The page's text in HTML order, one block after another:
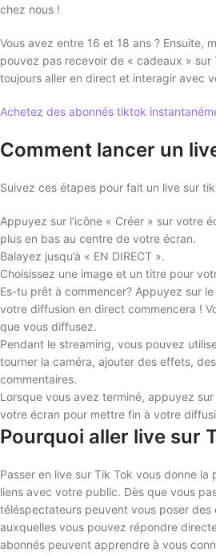
chez nous !
Vous avez entre 16 et 18 ans ? Ensuite,
pouvez pas recevoir de « cadeaux » sur
toujours aller en direct et interagir avec
Achetez des abonnés tiktok
Comment lancer un
Suivez ces étapes pour fait un live sur
Appuyez sur l’icône « Créer » sur votre
plus en bas au centre de votre écran.
Balayez jusqu’à « EN DIRECT ».
Choisissez une image et un titre pour
Es-tu prêt à commencer? Appuyez sur
votre diffusion en direct commencera !
que vous diffusez.
Pendant le streaming, vous pouvez
tourner la caméra, ajouter des effets,
commentaires.
Lorsque vous avez terminé, appuyez
votre écran pour mettre fin à votre
Pourquoi aller live sur
Passer en live sur Tik Tok vous donne la
liens avec votre public. Dès que vous
téléspectateurs peuvent vous poser des
auxquelles vous pouvez répondre
abonnés peuvent apprendre à vous